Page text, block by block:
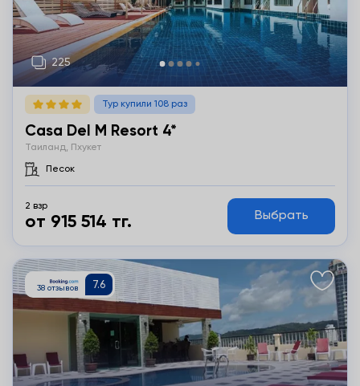
Тур купили 108 раз
Casa Del M Resort 4*
Таиланд, Пхукет
Песок
2 взр
от 915 514 тг. Выбрать
Подробнее